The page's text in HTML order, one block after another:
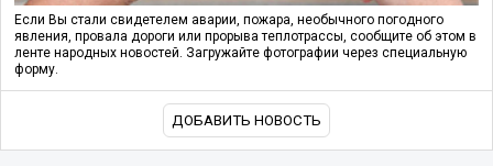
Если Вы стали свидетелем аварии, пожара, необычного погодного
явления, провала дороги или прорыва теплотрассы, сообщите об этом в
ленте народных новостей. Загружайте фотографии через специальную
форму.
ДОБАВИТЬ НОВОСТЬ